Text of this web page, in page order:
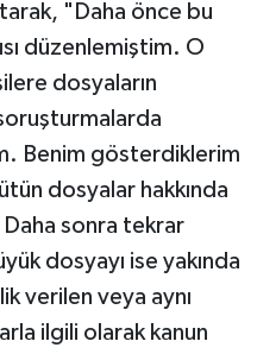
"Daha önce bu
düzenlemiştim. O
dosyaların
Benim gösterdiklerim
dosyalar hakkında
sonra tekrar
dosyayı ise yakında
verilen veya aynı
ilgili olarak kanun